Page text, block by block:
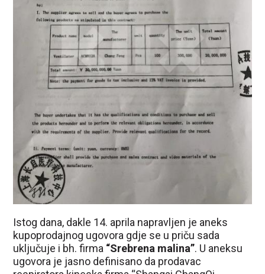
Istog dana, dakle 14. aprila napravljen je aneks
kupoprodajnog ugovora gdje se u priču sada
uključuje i bh. firma “Srebrena malina”. U aneksu
ugovora je jasno definisano da prodavac